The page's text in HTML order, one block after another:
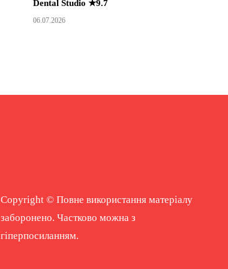
Dental Studio ★9.7
06.07.2026
Copyright © Повне використання матеріалу
заборонено. Частково можна з
гіперпосиланням.